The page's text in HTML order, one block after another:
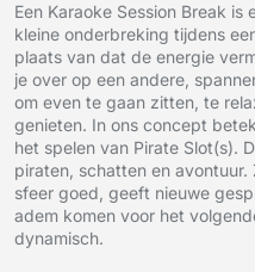
Een Karaoke Session Break
kleine onderbreking tijdens
plaats van dat de energie
je over op een andere,
om even te gaan zitten, te
genieten. In ons concept
het spelen van Pirate Slot(s).
piraten, schatten en
sfeer goed, geeft nieuwe
adem komen voor het
dynamisch.